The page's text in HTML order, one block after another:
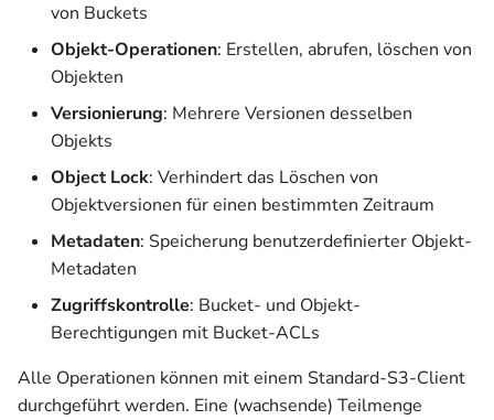
von Buckets
Objekt-Operationen: Erstellen, abrufen, löschen von
Objekten
Versionierung: Mehrere Versionen desselben
Objekts
Object Lock: Verhindert das Löschen von
Objektversionen für einen bestimmten Zeitraum
Metadaten: Speicherung benutzerdefinierter Objekt-
Metadaten
Zugriffskontrolle: Bucket- und Objekt-
Berechtigungen mit Bucket-ACLs
Alle Operationen können mit einem Standard-S3-Client
durchgeführt werden. Eine (wachsende) Teilmenge